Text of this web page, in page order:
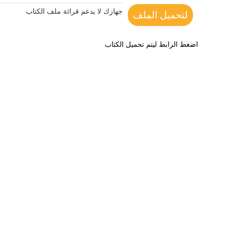
لتحميل الملف جهازك لا يدعم قرائة ملف الكتاب
اضغط الرابط ليتم تحميل الكتاب